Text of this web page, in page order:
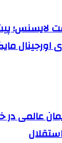
لایسنس؛
عالمی